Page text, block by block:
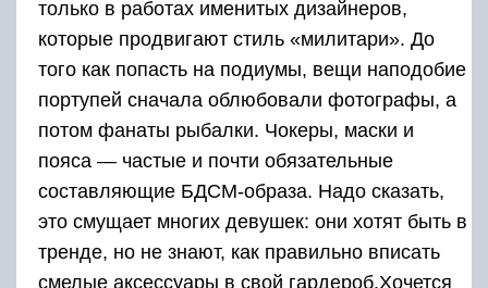
только в работах именитых дизайнеров,
которые продвигают стиль «милитари». До
того как попасть на подиумы, вещи наподобие
портупей сначала облюбовали фотографы, а
потом фанаты рыбалки. Чокеры, маски и
пояса — частые и почти обязательные
составляющие БДСМ-образа. Надо сказать,
это смущает многих девушек: они хотят быть в
тренде, но не знают, как правильно вписать
смелые аксессуары в свой гардероб.Хочется